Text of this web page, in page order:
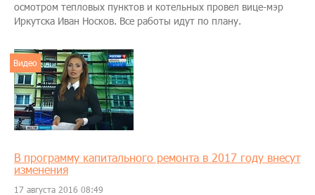
осмотром тепловых пунктов и котельных провел вице-мэр
Иркутска Иван Носков. Все работы идут по плану.
Видео
В программу капитального ремонта в 2017 году внесут
изменения
17 августа 2016 08:49